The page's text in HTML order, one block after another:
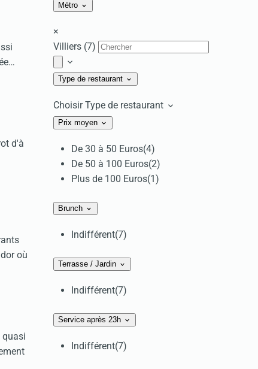
d'à
où
quasi
Métro
×
Villiers (7)
Type de restaurant
Choisir Type de restaurant
Prix moyen
De 30 à 50 Euros(4)
De 50 à 100 Euros(2)
Plus de 100 Euros(1)
Brunch
Indifférent(7)
Terrasse / Jardin
Indifférent(7)
Service après 23h
Indifférent(7)